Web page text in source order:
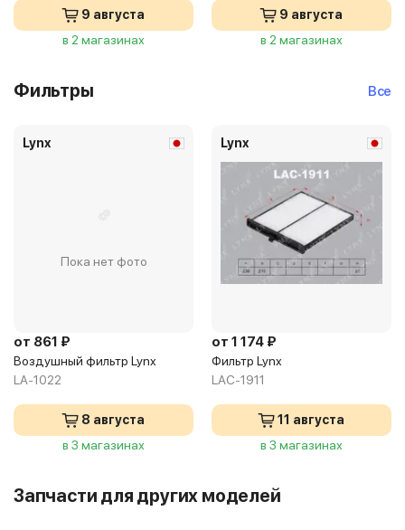
9 августа
в 2 магазинах
9 августа
в 2 магазинах
Фильтры Все
Пока нет фото
Lynx
от 861 ₽
Воздушный фильтр Lynx
LA-1022
8 августа
в 3 магазинах
Lynx
от 1 174 ₽
Фильтр Lynx
LAC-1911
11 августа
в 3 магазинах
Запчасти для других моделей